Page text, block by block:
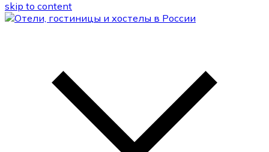
skip to content